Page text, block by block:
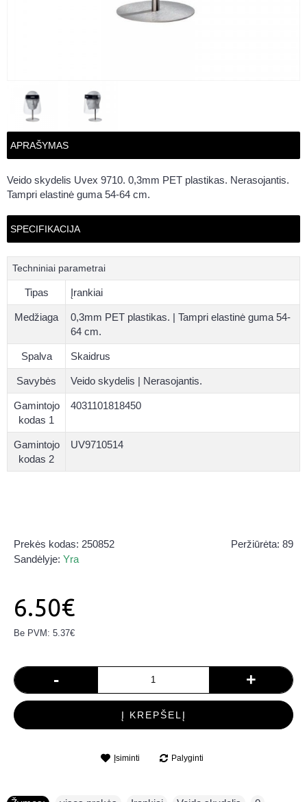
APRAŠYMAS
Veido skydelis Uvex 9710. 0,3mm PET plastikas. Nerasojantis.
Tampri elastinė guma 54-64 cm.
SPECIFIKACIJA
Techniniai parametrai
Tipas Įrankiai
Medžiaga
0,3mm PET plastikas. | Tampri elastinė guma 54-
64 cm.
Spalva Skaidrus
Savybės Veido skydelis | Nerasojantis.
Gamintojo
kodas 1
4031101818450
Gamintojo
kodas 2
UV9710514
Peržiūrėta: 89
Prekės kodas: 250852
Sandėlyje: Yra
6.50€
Be PVM: 5.37€
- +
Į KREPŠELĮ
Įsiminti Palyginti